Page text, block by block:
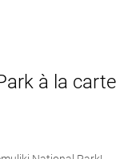
à la carte